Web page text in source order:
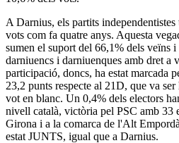
A Darnius, els partits
vots com fa quatre anys. Aquesta
sumen el suport del 66,1% dels veïns
darniuencs i darniuenques amb dret a
participació, doncs, ha estat marcada
23,2 punts respecte al 21D, que va
vot en blanc. Un 0,4% dels electors
nivell català, victòria pel PSC amb 33
Girona i a la comarca de l'Alt
estat JUNTS, igual que a Darnius.